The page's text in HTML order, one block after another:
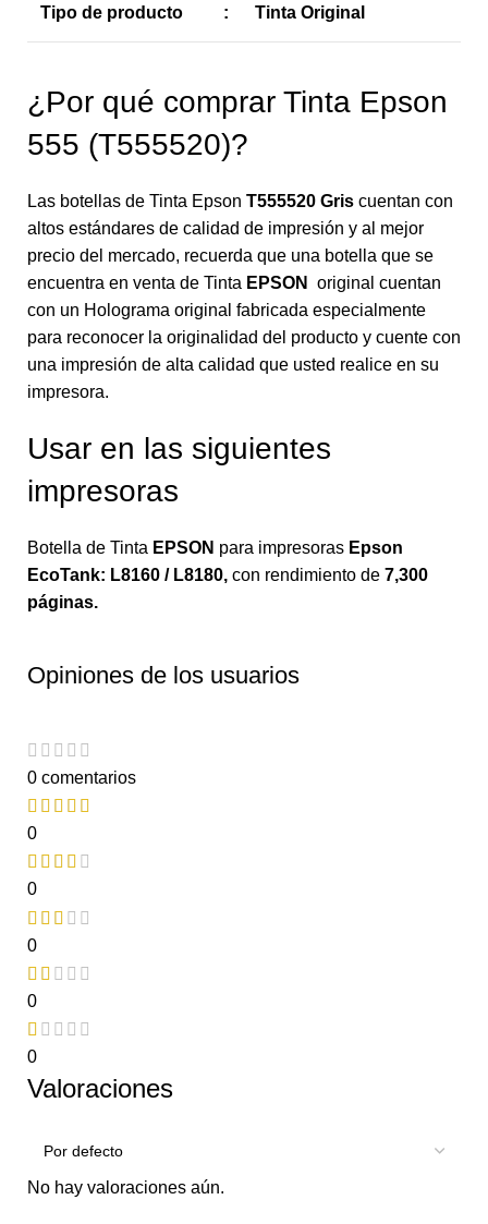
Tipo de producto : Tinta Original
¿Por qué comprar Tinta Epson
555 (T555520)?
Las botellas de Tinta Epson T555520 Gris cuentan con
altos estándares de calidad de impresión y al mejor
precio del mercado, recuerda que una botella que se
encuentra en venta de Tinta EPSON
original cuentan
con un Holograma original fabricada especialmente
para reconocer la originalidad del producto y cuente con
una impresión de alta calidad que usted realice en su
impresora.
Usar en las siguientes
impresoras
Botella de Tinta EPSON para impresoras Epson
EcoTank: L8160 / L8180, con rendimiento de 7,300
páginas.
Opiniones de los usuarios
0 comentarios
0
0
0
0
0
Valoraciones
No hay valoraciones aún.